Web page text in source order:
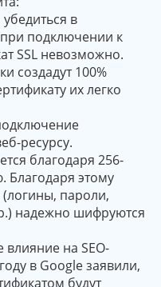
в
подключении к
SSL невозможно.
создадут 100%
их легко
ресурсу.
благодаря 256-
Благодаря этому
пароли,
надежно шифруются
на SEO-
в Google заявили,
будут